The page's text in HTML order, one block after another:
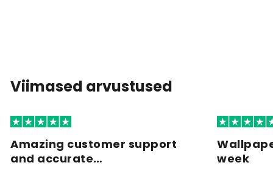
Viimased arvustused
Amazing customer support
and accurate…
week